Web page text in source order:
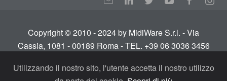
Copyright © 2010 - 2024 by MidiWare S.r.l. - Via
Cassia, 1081 - 00189 Roma - TEL. +39 06 3036 3456
Tutti i diritti riservati.Termini e condizioni-Privacy
Utilizzando il nostro sito, l'utente accetta il nostro utilizzo